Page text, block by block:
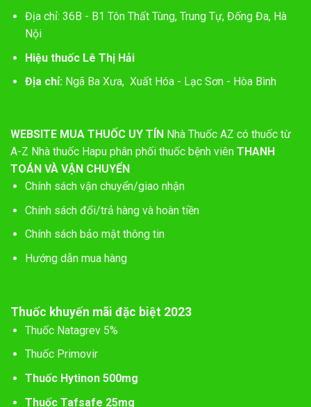
Địa chỉ: 36B - B1 Tôn Thất Tùng, Trung Tự, Đống Đa, Hà
Nội
Hiệu thuốc Lê Thị Hải
Địa chỉ: Ngã Ba Xưa, Xuất Hóa - Lạc Sơn - Hòa Bình
WEBSITE MUA THUỐC UY TÍN Nhà Thuốc AZ có thuốc từ
A-Z Nhà thuốc Hapu phân phối thuốc bệnh viên THANH
TOÁN VÀ VẬN CHUYỂN
Chính sách vận chuyển/giao nhận
Chính sách đổi/trả hàng và hoàn tiền
Chính sách bảo mật thông tin
Hướng dẫn mua hàng
Thuốc khuyến mãi đặc biệt 2023
Thuốc Natagrev 5%
Thuốc Primovir
Thuốc Hytinon 500mg
Thuốc Tafsafe 25mg